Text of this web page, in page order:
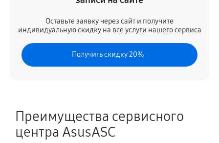
2340 руб 80 минут
Замена экрана ноутбука Asus B5
B5302CEAKG0481W
860 руб 60 минут
Оставьте заявку через сайт и получите
индивидуальную скидку на все услуги нашего сервиса
Получить скидку 20%
Преимущества сервисного
центра AsusASC